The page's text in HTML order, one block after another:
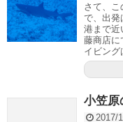
さて、こ
で、出発
港まで近
藤商店に
イビング
小笠原
2017/